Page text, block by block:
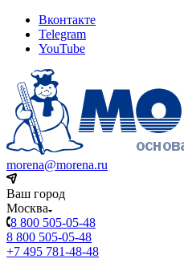
Вконтакте
Telegram
YouTube
morena@morena.ru
Ваш город
Москва
8 800 505-05-48
8 800 505-05-48
+7 495 781-48-48